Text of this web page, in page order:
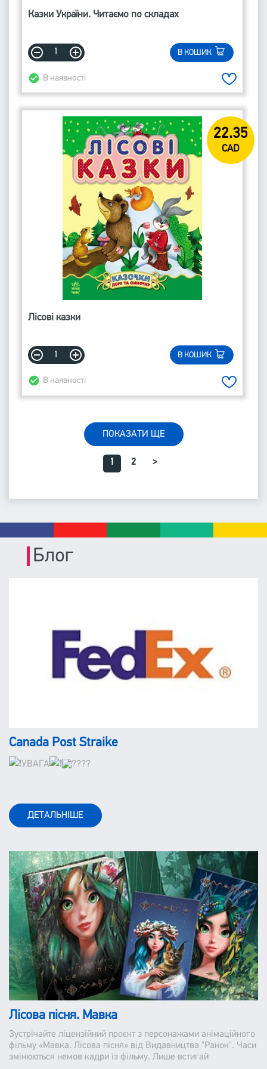
Казки України. Читаємо по складах
В КОШИК
В наявності
22.35
CAD
Лісові казки
В КОШИК
В наявності
ПОКАЗАТИ ЩЕ
1 2 >
Блог
Canada Post Straike
УВАГА
ДЕТАЛЬНІШЕ
Лісова пісня. Мавка
Зустрічайте ліцензійний проєкт з персонажами анімаційного
фільму «Мавка. Лісова пісня» від Видавництва "Ранок". Часи
змінюються немов кадри із фільму. Лише встигай